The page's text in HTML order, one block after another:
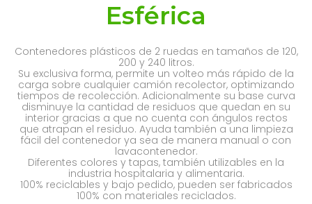
Esférica
Contenedores plásticos de 2 ruedas en tamaños de 120,
200 y 240 litros.
Su exclusiva forma, permite un volteo más rápido de la
carga sobre cualquier camión recolector, optimizando
tiempos de recolección. Adicionalmente su base curva
disminuye la cantidad de residuos que quedan en su
interior gracias a que no cuenta con ángulos rectos
que atrapan el residuo. Ayuda también a una limpieza
fácil del contenedor ya sea de manera manual o con
lavacontenedor.
Diferentes colores y tapas, también utilizables en la
industria hospitalaria y alimentaria.
100% reciclables y bajo pedido, pueden ser fabricados
100% con materiales reciclados.